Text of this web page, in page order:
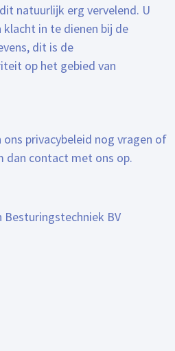
natuurlijk erg vervelend. U
in te dienen bij de
dit is de
op het gebied van
ons privacybeleid nog vragen of
dan contact met ons op.
Besturingstechniek BV